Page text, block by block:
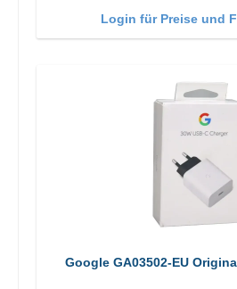
Login für Preise und
Google GA03502-EU